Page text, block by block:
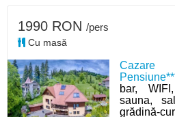
Cazare
bar,
sauna,
grădină-
1990 RON /pers
Cu masă